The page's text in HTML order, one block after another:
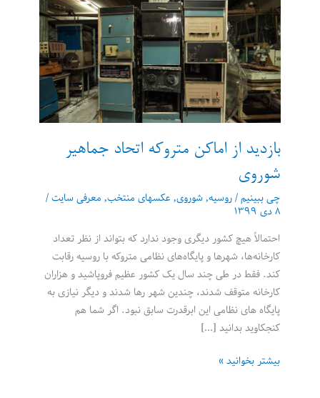
بازدید از اماکن متروکه اتحاد جماهیر
شوروی
چی ببینیم/روسیه,شوروی, عکسهای منتخب, معرفی سایت/
۸ دی ۱۳۹۹
احتمالاً هیچ کشور دیگری وجود ندارد که بتواند از نظر تعداد
کارخانه‌ها، شهرها و پایگاه‌های نظامی متروکه با روسیه رقابت
کند. فقط در طی چند سال یک کشور عظیم فروپاشید و هزاران
کارخانه متوقف شدند، چندین شهر رها شدند و دیگر نیازی به
پایگاه های نظامی این ابرقدرت سابق نبود. اگر شما هم
کنجکاوید بدانید […]
بازدید
بیشتر بخوانید »